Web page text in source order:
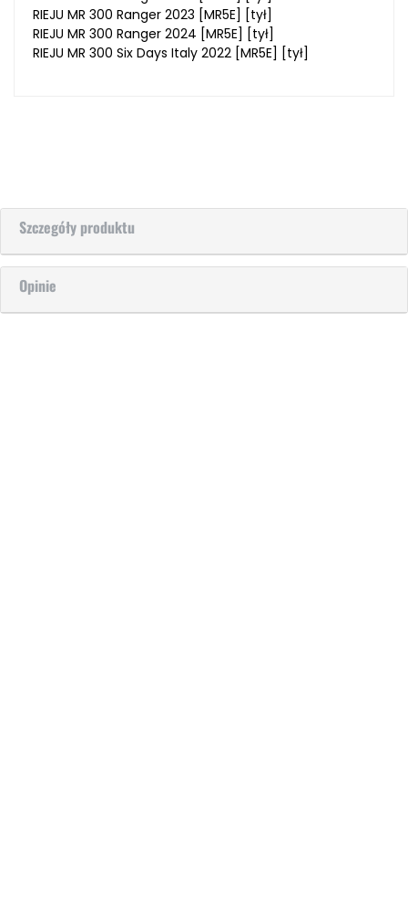
RIEJU MR 300 Ranger 2023 [MR5E] [tył]
RIEJU MR 300 Ranger 2024 [MR5E] [tył]
RIEJU MR 300 Six Days Italy 2022 [MR5E] [tył]
Szczegóły produktu
Opinie